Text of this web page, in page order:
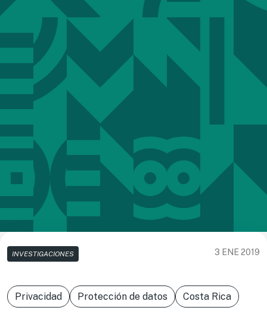
INVESTIGACIONES 3 ENE 2019
Privacidad Protección de datos Costa Rica